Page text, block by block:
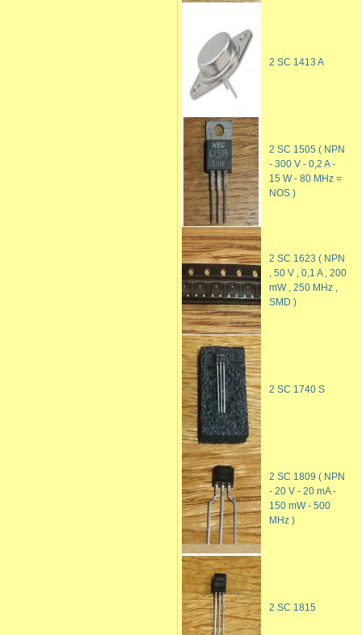
2 SC 1413 A
2 SC 1505 ( NPN
- 300 V - 0,2 A -
15 W - 80 MHz =
NOS )
2 SC 1623 ( NPN
, 50 V , 0,1 A , 200
mW , 250 MHz ,
SMD )
2 SC 1740 S
2 SC 1809 ( NPN
- 20 V - 20 mA -
150 mW - 500
MHz )
2 SC 1815